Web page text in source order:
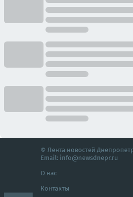
© Лента новостей
Email: info@newsdnepr.ru
О нас
Контакты